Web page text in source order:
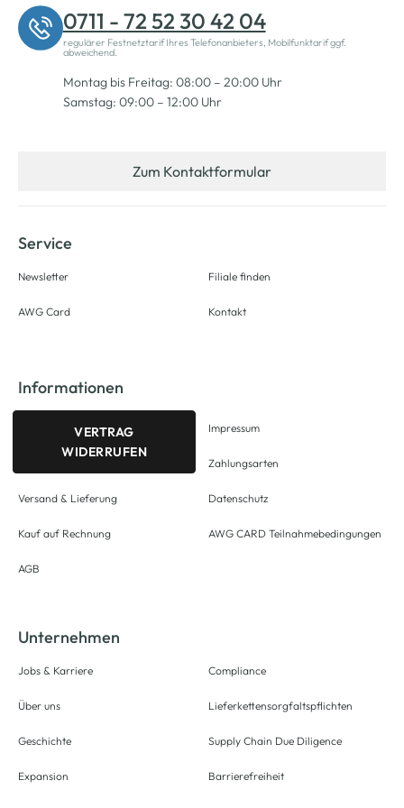
0711 - 72 52 30 42 04
regulärer Festnetztarif Ihres Telefonanbieters, Mobilfunktarif ggf.
abweichend.
Montag bis Freitag: 08:00 – 20:00 Uhr
Samstag: 09:00 – 12:00 Uhr
Zum Kontaktformular
Service
Newsletter
AWG Card
Filiale finden
Kontakt
Informationen
VERTRAG
WIDERRUFEN
Versand & Lieferung
Kauf auf Rechnung
AGB
Impressum
Zahlungsarten
Datenschutz
AWG CARD Teilnahmebedingungen
Unternehmen
Jobs & Karriere
Über uns
Geschichte
Expansion
Compliance
Lieferkettensorgfaltspflichten
Supply Chain Due Diligence
Barrierefreiheit